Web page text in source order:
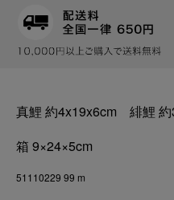
真鯉 約4x19x6cm 緋鯉 約
箱 9×24×5cm
51110229 99 m